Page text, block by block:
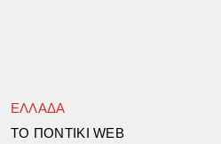
ΕΛΛΑΔΑ
TΟ ΠΟΝΤΙΚΙ WEB